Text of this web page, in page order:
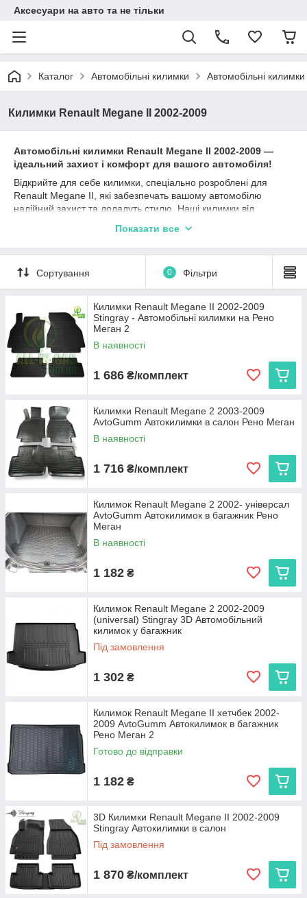
Аксесуари на авто та не тільки
Каталог Автомобільні килимки Автомобільні
Килимки Renault Megane II 2002-2009
Автомобільні килимки Renault Megane II 2002-2009 —
ідеальний захист і комфорт для вашого автомобіля!
Відкрийте для себе килимки, спеціально розроблені для
Renault Megane II, які забезпечать вашому автомобілю
надійний захист та додадуть стилю. Наші килимки від
Cargumm, ідеально підходять для Рено Меган 2 та
Матеріали, такі як каучук, поліуретан та гума, забезпечують
відмінні захисні характеристики, а різноманітність типів
бортиків (2,5 см, 4 см, євроборт) дозволяє вибрати найбільш
підходящий варіант залежно від ваших уподобань та умов
експлуатації. Ми пропонуємо:
Cargumm з євробортом
салону, легкість у догляді та висока зносостійкість.
Avto gumm з бортиком 2,5 см
— надійний захист
від бруду та вологи для салону та багажника, що
Stingray
— коврики з євробортом з каучуку для
довговічності та 3D коврики з високим бортиком 3,5 см
для максимальної захисту і преміального вигляду.
Кожен виріб виготовляється в Україні, що гарантує високу
якість та доступну ціну.
Megane II, та насолоджуйтеся чистотою і комфортом на
кожному кілометрі дороги!
Показати все
Сортування 0 Фільтри
Килимки Renault Megane II 2002-2009
Stingray - Автомобільні килимки на Рено
Меган 2
В наявності
1 686 ₴/комплект
Килимки Renault Megane 2 2003-2009
AvtoGumm Автокилимки в салон Рено Меган
В наявності
1 716 ₴/комплект
Килимок Renault Megane 2 2002- універсал
AvtoGumm Автокилимок в багажник Рено
Меган
В наявності
1 182 ₴
Килимок Renault Megane 2 2002-2009
(universal) Stingray 3D Автомобільний
килимок у багажник
Під замовлення
1 302 ₴
Килимок Renault Megane II хетчбек 2002-
2009 AvtoGumm Автокилимок в багажник
Рено Меган 2
Готово до відправки
1 182 ₴
3D Килимки Renault Megane II 2002-2009
Stingray Автокилимки в салон
Під замовлення
1 870 ₴/комплект